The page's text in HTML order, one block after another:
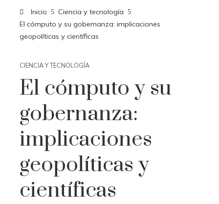
Inicio
Ciencia y tecnología
El cómputo y su gobernanza: implicaciones
geopolíticas y científicas
CIENCIA Y TECNOLOGÍA
El cómputo y su
gobernanza:
implicaciones
geopolíticas y
científicas